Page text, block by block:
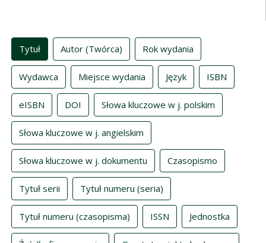
Indeksy
Tytuł Autor (Twórca) Rok wydania
Wydawca Miejsce wydania Język ISBN
eISBN DOI Słowa kluczowe w j. polskim
Słowa kluczowe w j. angielskim
Słowa kluczowe w j. dokumentu Czasopismo
Tytuł serii Tytuł numeru (seria)
Tytuł numeru (czasopisma) ISSN Jednostka